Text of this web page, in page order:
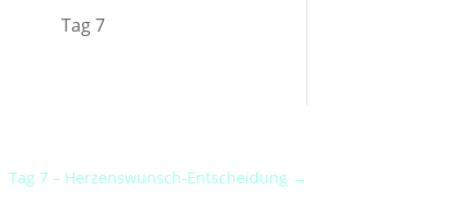
Tag 7
Tag 7 – Herzenswunsch-Entscheidung →